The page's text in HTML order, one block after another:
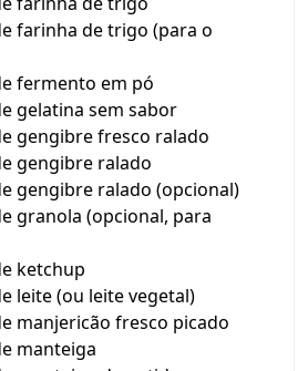
farinha de trigo (para o
fermento em pó
gelatina sem sabor
gengibre fresco ralado
gengibre ralado
gengibre ralado (opcional)
granola (opcional, para
ketchup
leite (ou leite vegetal)
manjericão fresco picado
manteiga